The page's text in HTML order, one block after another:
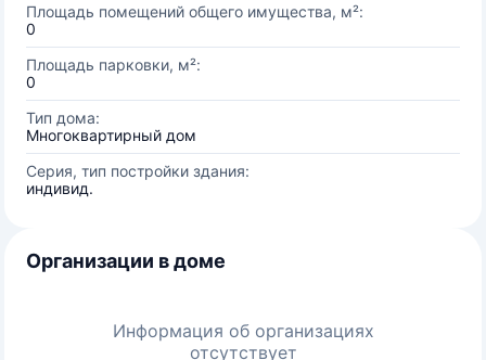
Площадь помещений общего имущества, м²:
0
Площадь парковки, м²:
0
Тип дома:
Многоквартирный дом
Серия, тип постройки здания:
индивид.
Организации в доме
Информация об организациях
отсутствует